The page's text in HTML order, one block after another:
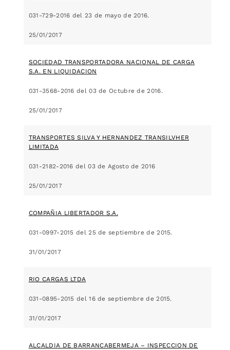
031-729-2016 del 23 de mayo de 2016.
25/01/2017
SOCIEDAD TRANSPORTADORA NACIONAL DE CARGA
S.A. EN LIQUIDACION
031-3568-2016 del 03 de Octubre de 2016.
25/01/2017
TRANSPORTES SILVA Y HERNANDEZ TRANSILVHER
LIMITADA
031-2182-2016 del 03 de Agosto de 2016
25/01/2017
COMPAÑIA LIBERTADOR S.A.
031-0997-2015 del 25 de septiembre de 2015.
31/01/2017
RIO CARGAS LTDA
031-0895-2015 del 16 de septiembre de 2015.
31/01/2017
ALCALDIA DE BARRANCABERMEJA – INSPECCION DE